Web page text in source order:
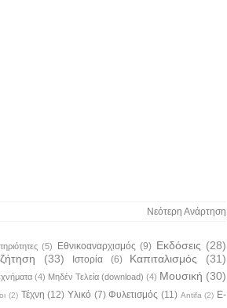
Νεότερη Ανάρτηση
(5) Εθνικοαναρχισμός (9) Εκδόσεις (28)
(33) Ιστορία (6) Καπιταλισμός
(31)
(4) Μηδέν Τελεία (download) (4) Μουσική (30)
(2) Τέχνη (12) Υλικό (7) Φυλετισμός (11) Antifa (2) E-